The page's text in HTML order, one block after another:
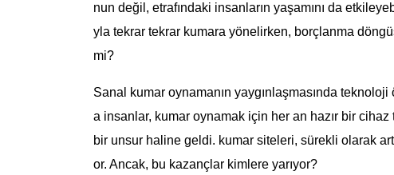
nun değil, etrafındaki insanların yaşamını da
yla tekrar tekrar kumara yönelirken, borçlanma
mi?
Sanal kumar oynamanın yaygınlaşmasında teknoloji
a insanlar, kumar oynamak için her an hazır bir cihaz
bir unsur haline geldi. kumar siteleri, sürekli olarak
or. Ancak, bu kazançlar kimlere yarıyor?